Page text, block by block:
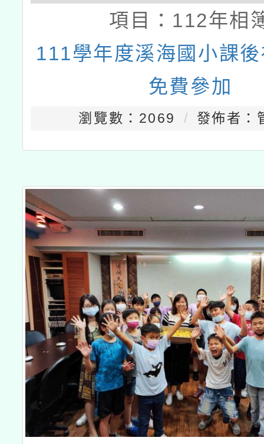
項目： 112年相
111學年度溪海國小課
免費參加
瀏覽數：2069 發佈者：